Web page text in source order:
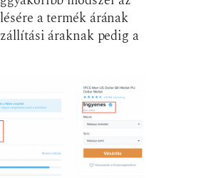
a termék árának
áraknak pedig a